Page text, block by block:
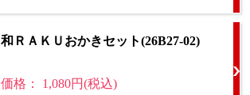
和ＲＡＫＵおかきセット(26B27-02)
価格： 1,080円(税込)